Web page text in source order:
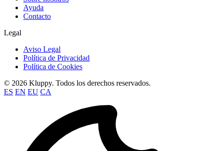
Ayuda
Contacto
Legal
Aviso Legal
Política de Privacidad
Política de Cookies
© 2026 Kluppy. Todos los derechos reservados.
ES EN EU CA